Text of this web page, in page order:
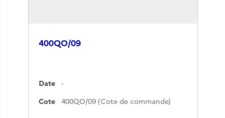
400QO/09
Date
-
Cote
400QO/09 (Cote de commande)